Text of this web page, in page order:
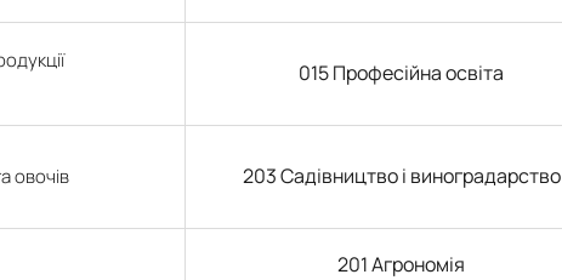
015 Професійна освіта
овочів 203 Садівництво і виноградарство
201 Агрономія